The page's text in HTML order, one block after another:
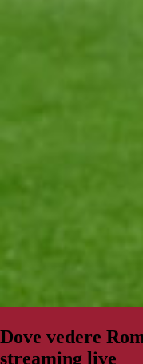
Dove vedere
streaming live